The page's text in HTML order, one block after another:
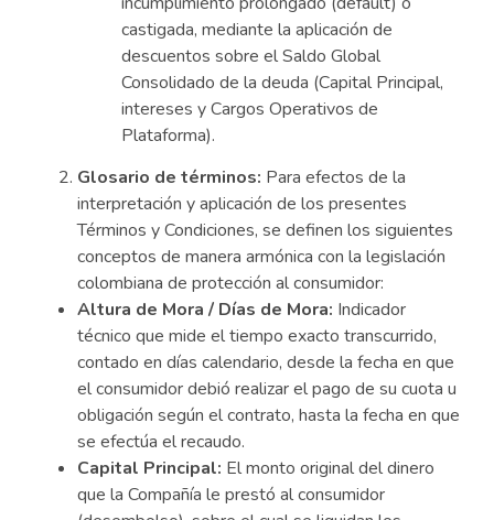
castigada, mediante la aplicación de
descuentos sobre el Saldo Global
Consolidado de la deuda (Capital Principal,
intereses y Cargos Operativos de
Plataforma).
Glosario de términos: Para efectos de la
interpretación y aplicación de los presentes
Términos y Condiciones, se definen los siguientes
conceptos de manera armónica con la legislación
colombiana de protección al consumidor:
Altura de Mora / Días de Mora: Indicador
técnico que mide el tiempo exacto transcurrido,
contado en días calendario, desde la fecha en que
el consumidor debió realizar el pago de su cuota u
obligación según el contrato, hasta la fecha en que
se efectúa el recaudo.
Capital Principal: El monto original del dinero
que la Compañía le prestó al consumidor